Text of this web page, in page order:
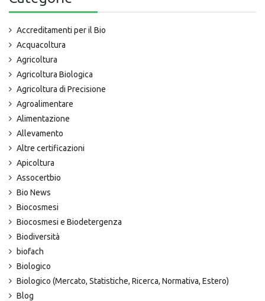
Accreditamenti per il Bio
Acquacoltura
Agricoltura
Agricoltura Biologica
Agricoltura di Precisione
Agroalimentare
Alimentazione
Allevamento
Altre certificazioni
Apicoltura
Assocertbio
Bio News
Biocosmesi
Biocosmesi e Biodetergenza
Biodiversità
biofach
Biologico
Biologico (Mercato, Statistiche, Ricerca, Normativa, Estero)
Blog